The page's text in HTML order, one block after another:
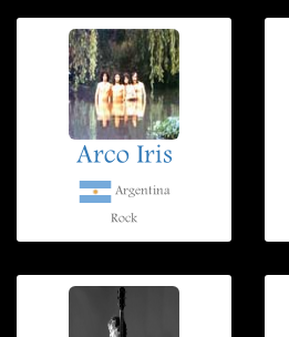
Arco Iris
Argentina
Rock